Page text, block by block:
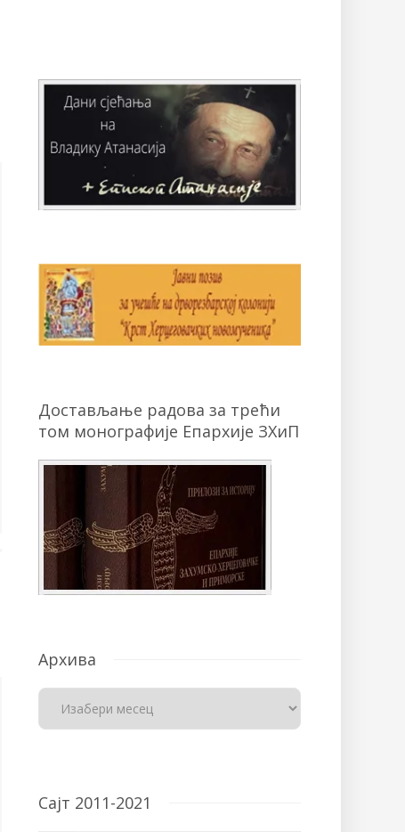
Достављање радова за трећи
том монографије Епархије ЗХиП
Архива
Сајт 2011-2021